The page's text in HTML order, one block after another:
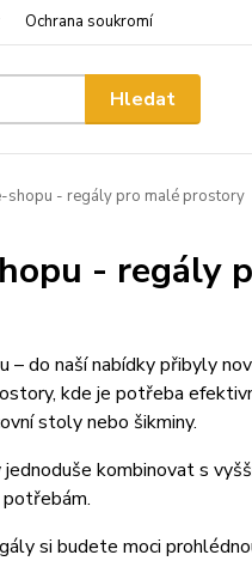
Ochrana soukromí
Hledat
shopu - regály pro malé prostory
- regály
– do naší nabídky přibyly
kde je potřeba
stoly nebo šikminy.
kombinovat s
si budete moci